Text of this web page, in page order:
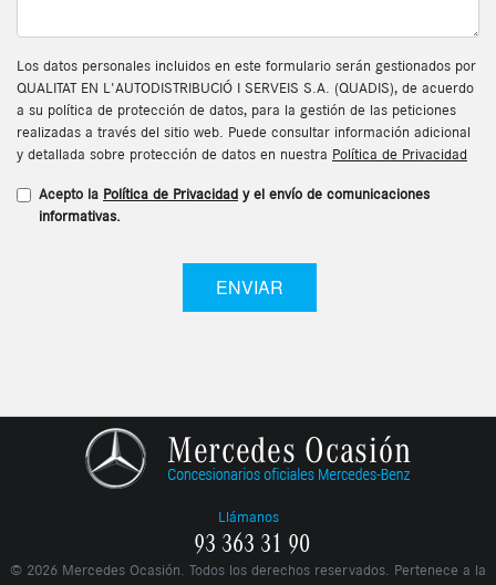
Los datos personales incluidos en este formulario serán gestionados por
QUALITAT EN L'AUTODISTRIBUCIÓ I SERVEIS S.A. (QUADIS), de acuerdo
a su política de protección de datos, para la gestión de las peticiones
realizadas a través del sitio web. Puede consultar información adicional
y detallada sobre protección de datos en nuestra Política de Privacidad
Acepto la Política de Privacidad y el envío de comunicaciones
informativas.
ENVIAR
Llámanos
93 363 31 90
© 2026 Mercedes Ocasión. Todos los derechos reservados. Pertenece a la